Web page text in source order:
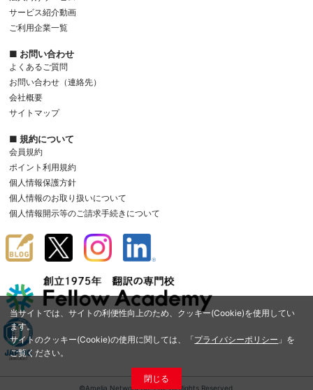
当サイトでは、サイトの利便性向上のため、クッキー(Cookie)を使用してい
ます。
サイトのクッキー(Cookie)の使用に関しては、「プライバシーポリシー 」を
ご覧ください。
閉じる
サービス紹介動画
ご利用企業一覧
■ お問い合わせ
よくあるご質問
お問い合わせ（連絡先）
会社概要
サイトマップ
■ 規約について
会員規約
ポイント利用規約
個人情報保護方針
個人情報のお取り扱いについて
個人情報開示等のご請求手続きについて
©Amelia Network Co.,Ltd. All Rights Reserved.